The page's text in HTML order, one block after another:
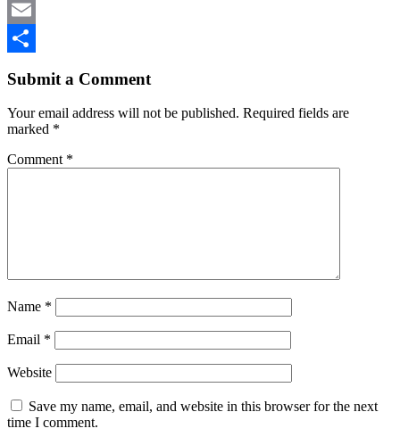
Mastodon
Email
Submit a Comment
Your email address will not be published. Required fields are
marked *
Comment *
Name *
Email *
Website
Save my name, email, and website in this browser for the next
time I comment.